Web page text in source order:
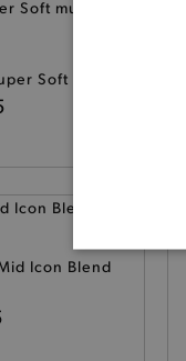
Soft muts
Icon Blend